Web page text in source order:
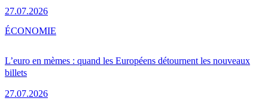
27.07.2026
L’euro en mèmes : quand les Européens détournent les nouveaux
billets
27.07.2026
ÉCONOMIE